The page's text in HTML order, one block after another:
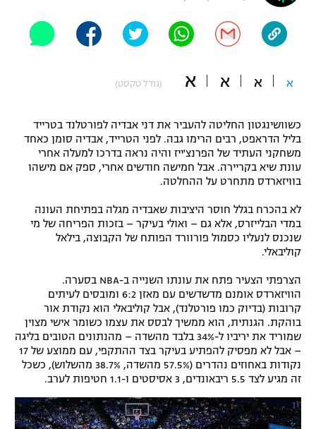
"מחצית בשכונה" – פודקאסט
תקנון עבור פעילות אלקטרה
תקנון עבור פעילות ספורט 1 – "מרלן"
גיימינג E-Sports
תנאי שימוש
מדיניות פרטיות
תקנון פעילות ספורט 1
רשיון להקרנה פומבית לבית עסק
הצטרפות לחבילת הערוצים
לוח דרושים – ג'ובנט
אופניים
פוטבול אמריקאי NFL
בייסבול MLB
אומנויות לחימה
א א א א (גודל טקסט)
כשוושינגטון החליטה להעביר את דני אבדיה לפורטלנד בטרייד
בליל הדראפט, רבים הרימו גבה. לפני הטרייד, אבדיה סומן כאחד
משחקני העתיד של הפרנצ'ייז והיה נראה בדרכו למעלה אחרי
עונת שיא בקריירה. אבל חמישה חודשים אחרי, ספק אם מישהו
בוויזארדס מתחרט על ההחלטה.
לא בהכרח בגלל חוסר היציבות שאבדיה מגלה בפתיחת העונה
במדי הבלייזרס, אלא גם – ואולי בעיקר – בזכות הפריחה של מי
שנכנס לנעליו כסמול פורוורד הפותח של הקבוצה, בילאל
קוליבאלי.
הצרפתי הצעיר פתח את עונתו השנייה ב-NBA בסערה.
הוויזארדס אומנם מדשדשים עם מאזן 6:2 ומובסים לעיתים
קרובות (בדיוק כמו פורטלנד), אבל קוליבאלי הוא נקודת אור
בוהקת. הגנתית, הוא ממשיך לבסס את עצמו כשומר אישי מצוין
שמוריד את יריביו ל-34% בלבד מהשדה – מהנתונים הטובים בליגה
– אבל לא מפסיק להפתיע בעיקר בצד ההתקפי, עם ממוצע של 17
נקודות באחוזים נהדרים (57.5% מהשדה, 38.7% מהשלוש), כשכל
זה מגיע לצד 5.5 ריבאונדים, 3 אסיסטים ו-1.1 חטיפות לערב.